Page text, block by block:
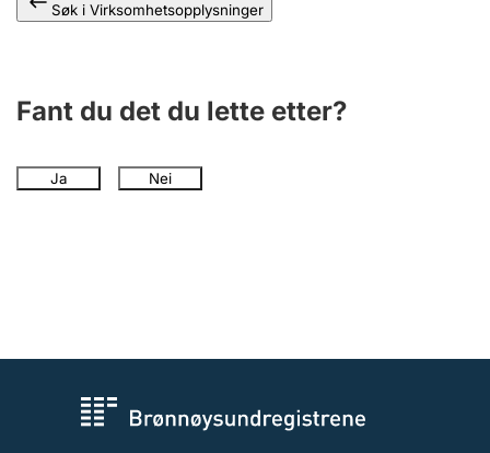
Søk i Virksomhetsopplysninger
Fant du det du lette etter?
Ja Nei